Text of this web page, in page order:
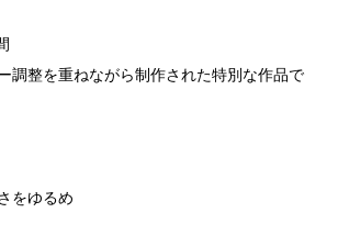
調整を重ねながら制作された特別な作品で
をゆるめ